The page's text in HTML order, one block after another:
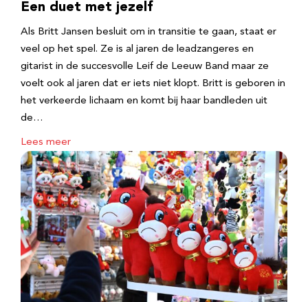
Een duet met jezelf
Als Britt Jansen besluit om in transitie te gaan, staat er
veel op het spel. Ze is al jaren de leadzangeres en
gitarist in de succesvolle Leif de Leeuw Band maar ze
voelt ook al jaren dat er iets niet klopt. Britt is geboren in
het verkeerde lichaam en komt bij haar bandleden uit
de…
Lees meer